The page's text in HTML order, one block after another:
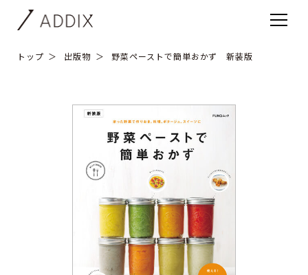
トップ 出版物 野菜ペーストで簡単おかず 新装版